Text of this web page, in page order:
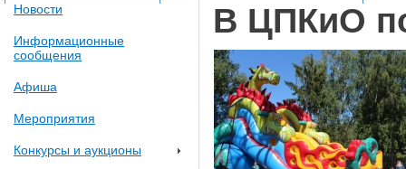
Новости
Информационные
сообщения
Афиша
Мероприятия
Конкурсы и аукционы
В ЦПКиО